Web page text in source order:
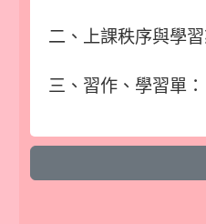
二、上課秩序與學
三、習作、學習單：